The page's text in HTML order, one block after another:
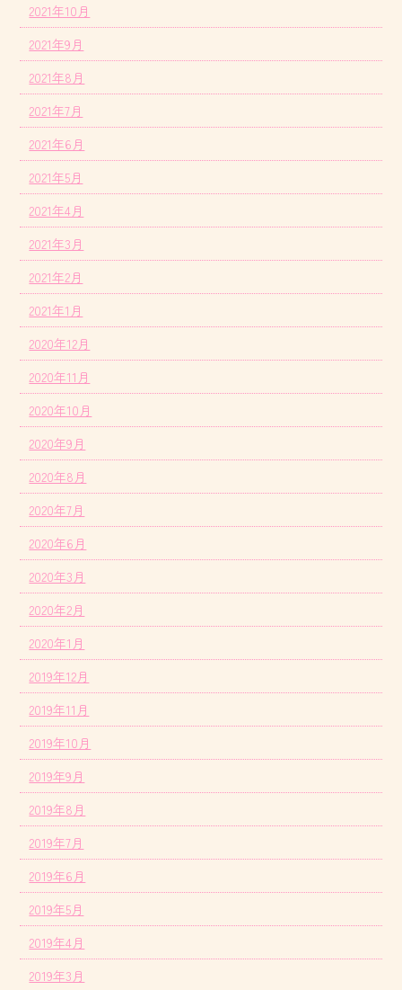
2021年10月
2021年9月
2021年8月
2021年7月
2021年6月
2021年5月
2021年4月
2021年3月
2021年2月
2021年1月
2020年12月
2020年11月
2020年10月
2020年9月
2020年8月
2020年7月
2020年6月
2020年3月
2020年2月
2020年1月
2019年12月
2019年11月
2019年10月
2019年9月
2019年8月
2019年7月
2019年6月
2019年5月
2019年4月
2019年3月